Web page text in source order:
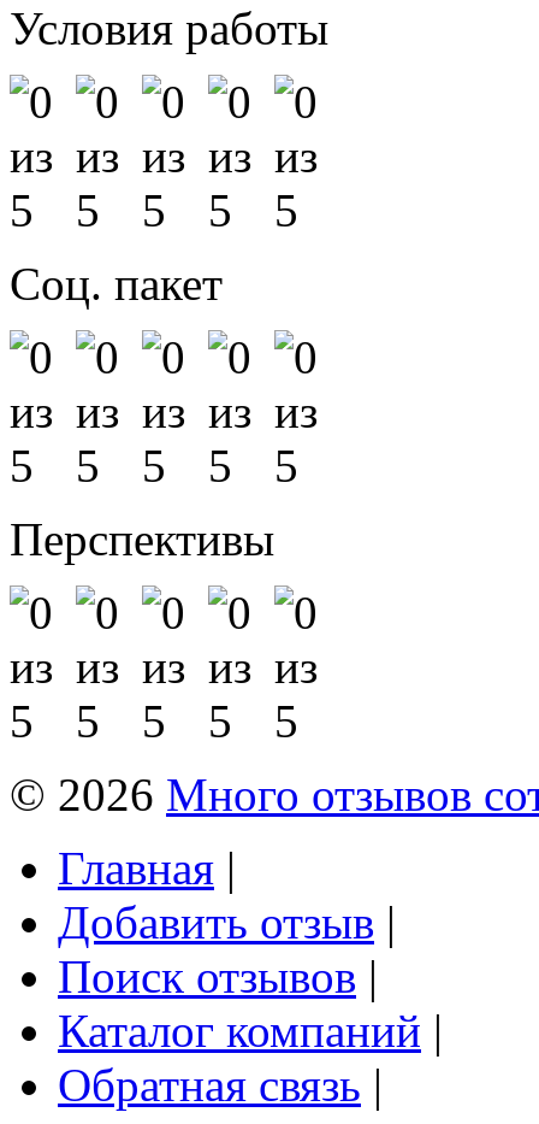
Условия работы
Соц. пакет
Перспективы
© 2026 Много отзывов
Главная |
Добавить отзыв |
Поиск отзывов |
Каталог компаний |
Обратная связь |